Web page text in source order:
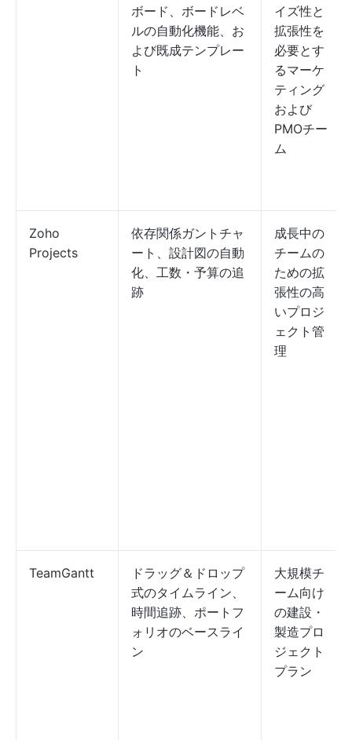
ボード、ボードレベ
ルの自動化機能、お
よび既成テンプレー
ト
イズ性と
拡張性を
必要とす
るマーケ
ティング
および
PMOチー
ム
Zoho
Projects
依存関係ガントチャ
ート、設計図の自動
化、工数・予算の追
跡
成長中の
チームの
ための拡
張性の高
いプロジ
ェクト管
理
TeamGantt
ドラッグ＆ドロップ
式のタイムライン、
時間追跡、ポートフ
ォリオのベースライ
ン
大規模チ
ーム向け
の建設・
製造プロ
ジェクト
プラン